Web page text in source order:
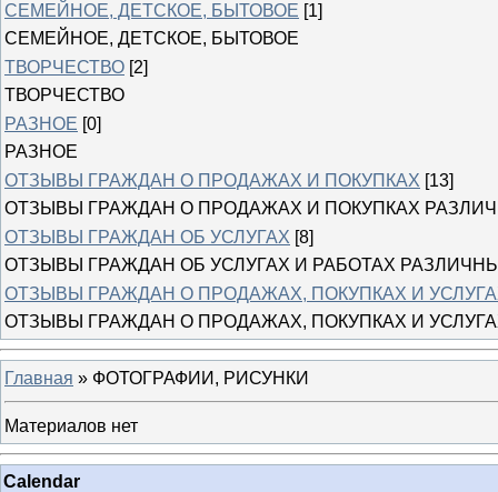
СЕМЕЙНОЕ, ДЕТСКОЕ, БЫТОВОЕ [1]
СЕМЕЙНОЕ, ДЕТСКОЕ, БЫТОВОЕ
ТВОРЧЕСТВО [2]
ТВОРЧЕСТВО
РАЗНОЕ [0]
РАЗНОЕ
ОТЗЫВЫ ГРАЖДАН О ПРОДАЖАХ И ПОКУПКАХ [13]
ОТЗЫВЫ ГРАЖДАН О ПРОДАЖАХ И ПОКУПКАХ
ОТЗЫВЫ ГРАЖДАН ОБ УСЛУГАХ [8]
ОТЗЫВЫ ГРАЖДАН ОБ УСЛУГАХ И РАБОТАХ
ОТЗЫВЫ ГРАЖДАН О ПРОДАЖАХ, ПОКУПКАХ И
ОТЗЫВЫ ГРАЖДАН О ПРОДАЖАХ, ПОКУПКАХ И
Главная » ФОТОГРАФИИ, РИСУНКИ
Материалов нет
Calendar